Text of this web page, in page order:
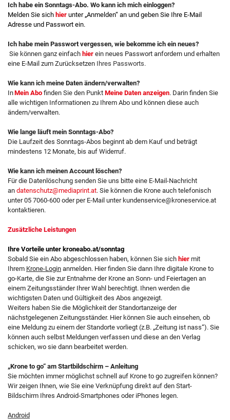
Ich habe ein Sonntags-Abo. Wo kann ich mich einloggen?
Melden Sie sich hier unter „Anmelden“ an und geben Sie Ihre E-Mail
Adresse und Passwort ein.
Ich habe mein Passwort vergessen, wie bekomme ich ein neues?
Sie können ganz einfach hier ein neues Passwort anfordern und erhalten
eine E-Mail zum Zurücksetzen Ihres Passworts.
Wie kann ich meine Daten ändern/verwalten?
InMein Abo finden Sie den Punkt Meine Daten anzeigen. Darin finden Sie
alle wichtigen Informationen zu Ihrem Abo und können diese auch
ändern/verwalten.
Wie lange läuft mein Sonntags-Abo?
Die Laufzeit des Sonntags-Abos beginnt ab dem Kauf und beträgt
mindestens 12 Monate, bis auf Widerruf.
Wie kann ich meinen Account löschen?
Für die Datenlöschung senden Sie uns bitte eine E-Mail-Nachricht
an datenschutz@mediaprint.at. Sie können die Krone auch telefonisch
unter 05 7060-600 oder per E-Mail unter kundenservice@kroneservice.at
kontaktieren.
Zusätzliche Leistungen
Ihre Vorteile unter kroneabo.at/sonntag
Sobald Sie ein Abo abgeschlossen haben, können Sie sich hier mit
Ihrem Krone-Login anmelden. Hier finden Sie dann Ihre digitale Krone to
go-Karte, die Sie zur Entnahme der Krone an Sonn- und Feiertagen an
einem Zeitungsständer Ihrer Wahl berechtigt. Ihnen werden die
wichtigsten Daten und Gültigkeit des Abos angezeigt.
Weiters haben Sie die Möglichkeit der Standortanzeige der
nächstgelegenen Zeitungsständer. Hier können Sie auch einsehen, ob
eine Meldung zu einem der Standorte vorliegt (z.B. „Zeitung ist nass“). Sie
können auch selbst Meldungen verfassen und diese an den Verlag
schicken, wo sie dann bearbeitet werden.
„Krone to go“ am Startbildschirm – Anleitung
Sie möchten immer möglichst schnell auf Krone to go zugreifen können?
Wir zeigen Ihnen, wie Sie eine Verknüpfung direkt auf den Start-
Bildschirm Ihres Android-Smartphones oder iPhones legen.
Android